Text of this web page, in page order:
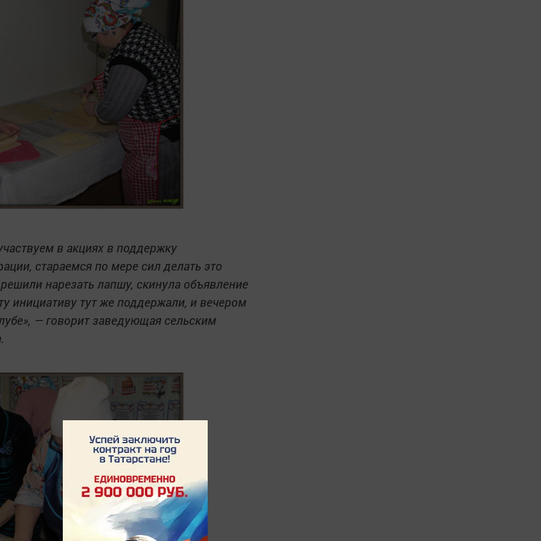
в акциях в поддержку
стараемся по мере сил делать это
нарезать лапшу, скинула объявление
инициативу тут же поддержали, и вечером
— говорит заведующая сельским